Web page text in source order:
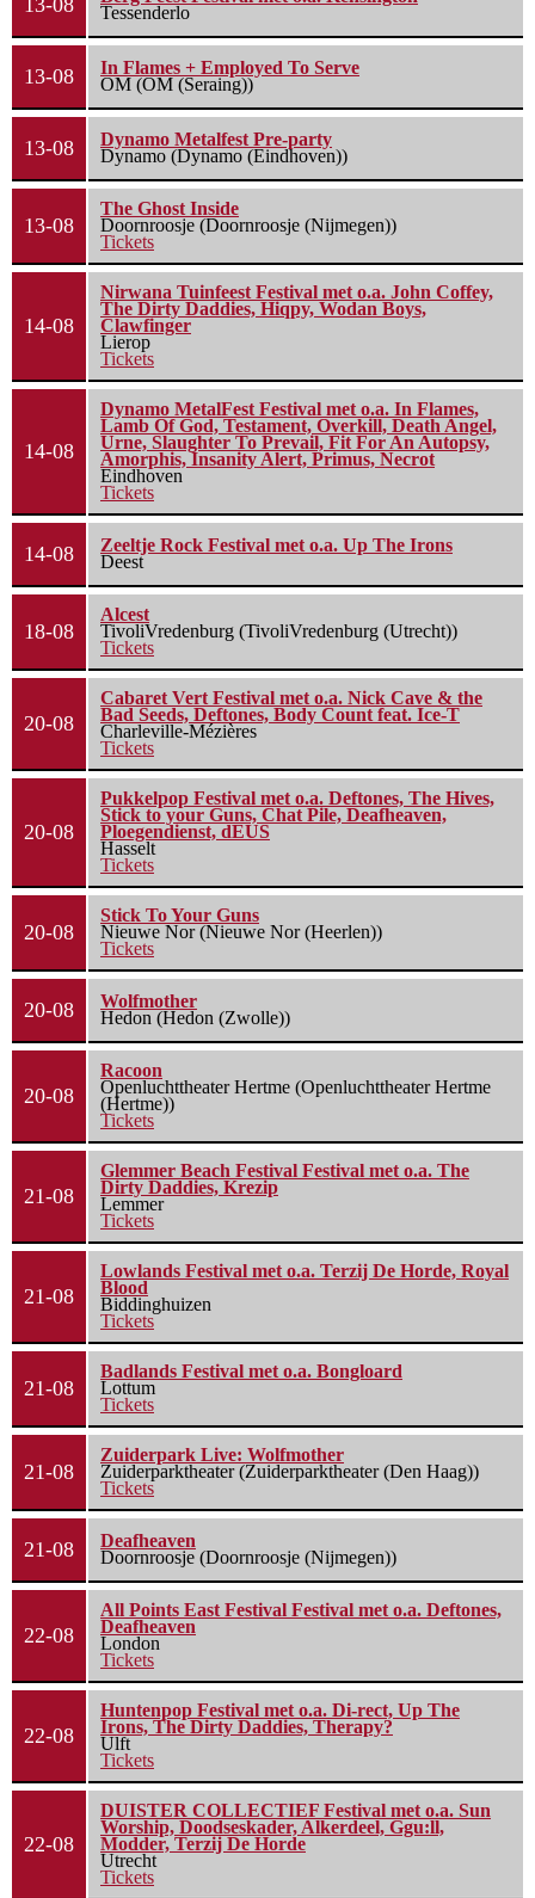
Tessenderlo
13-08
In Flames + Employed To Serve
OM (OM (Seraing))
13-08
Dynamo Metalfest Pre-party
Dynamo (Dynamo (Eindhoven))
13-08
The Ghost Inside
Doornroosje (Doornroosje (Nijmegen))
Tickets
14-08
Nirwana Tuinfeest Festival met o.a. John Coffey,
The Dirty Daddies, Hiqpy, Wodan Boys,
Clawfinger
Lierop
Tickets
14-08
Dynamo MetalFest Festival met o.a. In Flames,
Lamb Of God, Testament, Overkill, Death Angel,
Urne, Slaughter To Prevail, Fit For An Autopsy,
Amorphis, Insanity Alert, Primus, Necrot
Eindhoven
Tickets
14-08
Zeeltje Rock Festival met o.a. Up The Irons
Deest
18-08
Alcest
TivoliVredenburg (TivoliVredenburg (Utrecht))
Tickets
20-08
Cabaret Vert Festival met o.a. Nick Cave & the
Bad Seeds, Deftones, Body Count feat. Ice-T
Charleville-Mézières
Tickets
20-08
Pukkelpop Festival met o.a. Deftones, The Hives,
Stick to your Guns, Chat Pile, Deafheaven,
Ploegendienst, dEUS
Hasselt
Tickets
20-08
Stick To Your Guns
Nieuwe Nor (Nieuwe Nor (Heerlen))
Tickets
20-08
Wolfmother
Hedon (Hedon (Zwolle))
20-08
Racoon
Openluchttheater Hertme (Openluchttheater Hertme
(Hertme))
Tickets
21-08
Glemmer Beach Festival Festival met o.a. The
Dirty Daddies, Krezip
Lemmer
Tickets
21-08
Lowlands Festival met o.a. Terzij De Horde, Royal
Blood
Biddinghuizen
Tickets
21-08
Badlands Festival met o.a. Bongloard
Lottum
Tickets
21-08
Zuiderpark Live: Wolfmother
Zuiderparktheater (Zuiderparktheater (Den Haag))
Tickets
21-08
Deafheaven
Doornroosje (Doornroosje (Nijmegen))
22-08
All Points East Festival Festival met o.a. Deftones,
Deafheaven
London
Tickets
22-08
Huntenpop Festival met o.a. Di-rect, Up The
Irons, The Dirty Daddies, Therapy?
Ulft
Tickets
22-08
DUISTER COLLECTIEF Festival met o.a. Sun
Worship, Doodseskader, Alkerdeel, Ggu:ll,
Modder, Terzij De Horde
Utrecht
Tickets